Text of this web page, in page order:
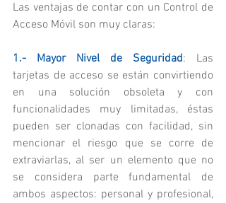
Las ventajas de contar con un Control de
Acceso Móvil son muy claras:
1.- Mayor Nivel de Seguridad: Las
tarjetas de acceso se están convirtiendo
en una solución obsoleta y con
funcionalidades muy limitadas, éstas
pueden ser clonadas con facilidad, sin
mencionar el riesgo que se corre de
extraviarlas, al ser un elemento que no
se considera parte fundamental de
ambos aspectos: personal y profesional,